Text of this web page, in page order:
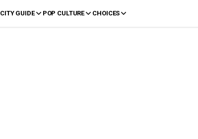
CITY GUIDE POP CULTURE CHOICES